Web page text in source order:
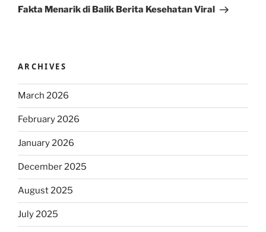
Post
Fakta Menarik di Balik Berita Kesehatan Viral
ARCHIVES
March 2026
February 2026
January 2026
December 2025
August 2025
July 2025